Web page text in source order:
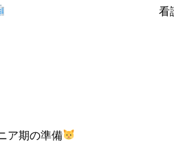
看護師
ア期の準備